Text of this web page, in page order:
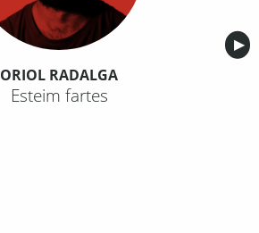
▶︎
ORIOL RADALGA
Esteim fartes